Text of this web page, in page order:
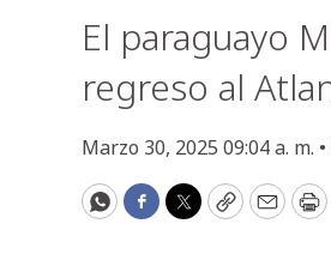
El paraguayo
regreso al
Marzo 30, 2025 09:04 a. m. •
WhatsApp
Facebook
Twitter
CopyEmail